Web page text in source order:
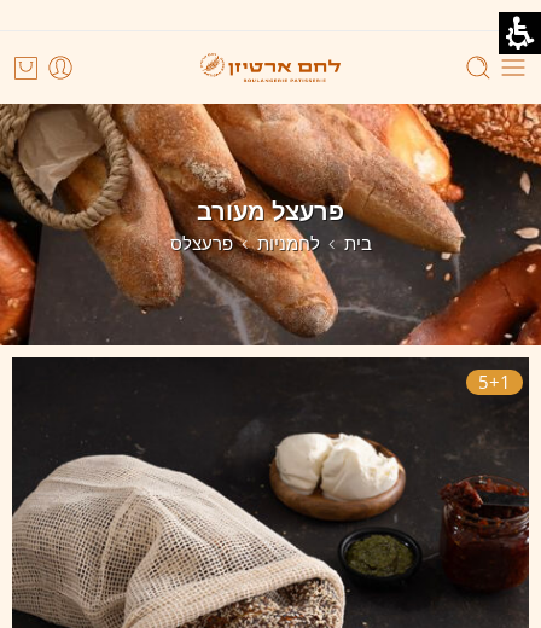
פרעצל מעורב
בית לחמניות פרעצלס
5+1